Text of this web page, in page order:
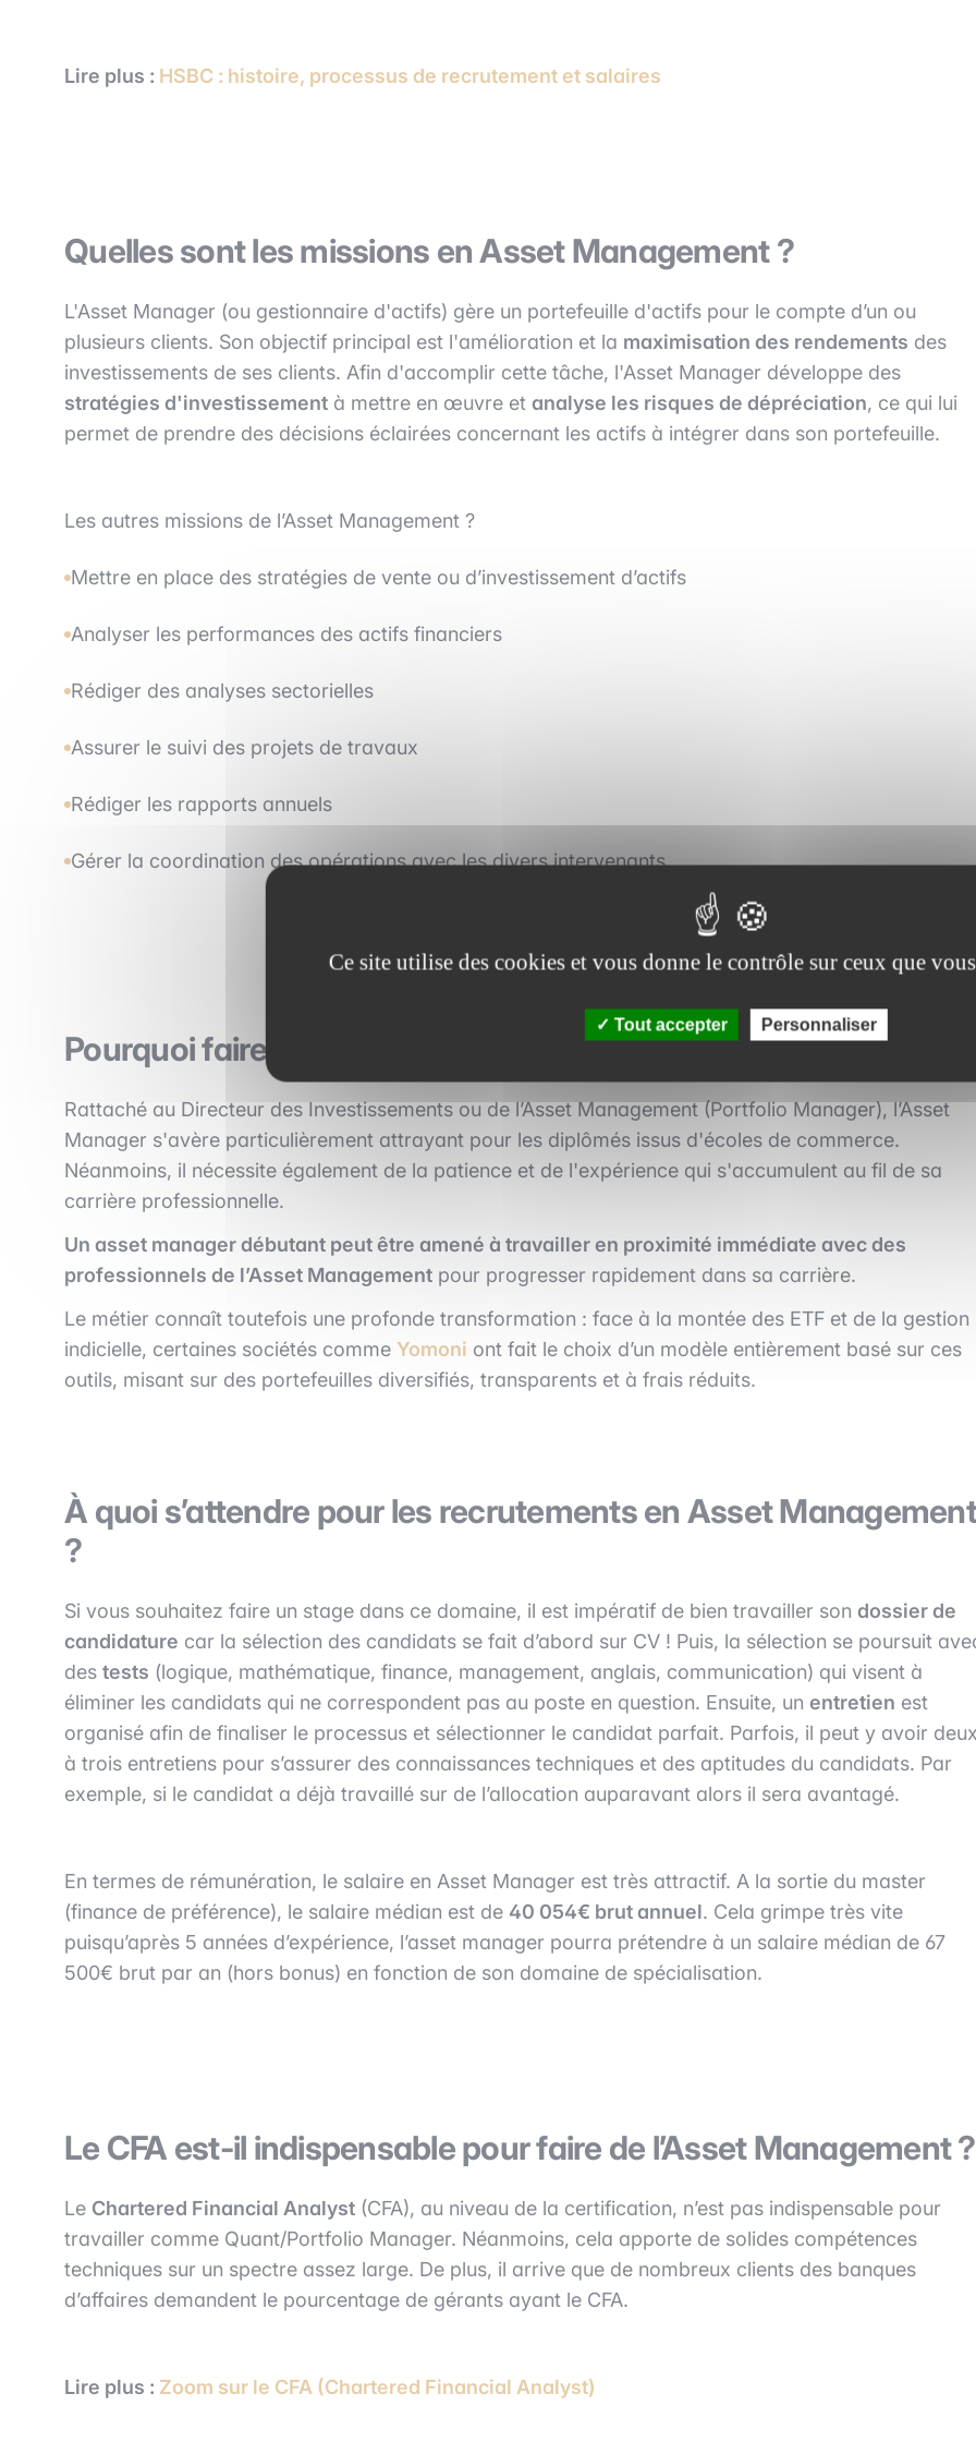
Lire plus : HSBC : histoire, processus de recrutement et salaires
Quelles sont les missions en Asset Management ?
L'Asset Manager (ou gestionnaire d'actifs) gère un portefeuille d'actifs pour le compte d’un ou
plusieurs clients. Son objectif principal est l'amélioration et la maximisation des rendements des
investissements de ses clients. Afin d'accomplir cette tâche, l'Asset Manager développe des
stratégies d'investissement à mettre en œuvre et analyse les risques de dépréciation, ce qui lui
permet de prendre des décisions éclairées concernant les actifs à intégrer dans son portefeuille.
Les autres missions de l’Asset Management ?
Mettre en place des stratégies de vente ou d’investissement d’actifs
Analyser les performances des actifs financiers
Rédiger des analyses sectorielles
Assurer le suivi des projets de travaux
Rédiger les rapports annuels
Gérer la coordination des opérations avec les divers intervenants
Pourquoi faire de l’Asset Management ?
Rattaché au Directeur des Investissements ou de l’Asset Management (Portfolio Manager), l’Asset
Manager s'avère particulièrement attrayant pour les diplômés issus d'écoles de commerce.
Néanmoins, il nécessite également de la patience et de l'expérience qui s'accumulent au fil de sa
carrière professionnelle.
Un asset manager débutant peut être amené à travailler en proximité immédiate avec des
professionnels de l’Asset Management pour progresser rapidement dans sa carrière.
Le métier connaît toutefois une profonde transformation : face à la montée des ETF et de la gestion
indicielle, certaines sociétés comme Yomoni ont fait le choix d’un modèle entièrement basé sur ces
outils, misant sur des portefeuilles diversifiés, transparents et à frais réduits.
À quoi s’attendre pour les recrutements en Asset Management
?
Si vous souhaitez faire un stage dans ce domaine, il est impératif de bien travailler son dossier de
candidature car la sélection des candidats se fait d’abord sur CV ! Puis, la sélection se poursuit
des tests (logique, mathématique, finance, management, anglais, communication) qui visent à
éliminer les candidats qui ne correspondent pas au poste en question. Ensuite, un entretien est
organisé afin de finaliser le processus et sélectionner le candidat parfait. Parfois, il peut y avoir deux
à trois entretiens pour s’assurer des connaissances techniques et des aptitudes du candidats. Par
exemple, si le candidat a déjà travaillé sur de l’allocation auparavant alors il sera avantagé.
En termes de rémunération, le salaire en Asset Manager est très attractif. A la sortie du master
(finance de préférence), le salaire médian est de 40 054€ brut annuel. Cela grimpe très vite
puisqu’après 5 années d’expérience, l’asset manager pourra prétendre à un salaire médian de 67
500€ brut par an (hors bonus) en fonction de son domaine de spécialisation.
Le CFA est-il indispensable pour faire de l’Asset Management ?
Le Chartered Financial Analyst (CFA), au niveau de la certification, n’est pas indispensable pour
travailler comme Quant/Portfolio Manager. Néanmoins, cela apporte de solides compétences
techniques sur un spectre assez large. De plus, il arrive que de nombreux clients des banques
d’affaires demandent le pourcentage de gérants ayant le CFA.
Lire plus : Zoom sur le CFA (Chartered Financial Analyst)
Ce site utilise des cookies et vous donne le contrôle sur ceux que
Tout accepter Personnaliser